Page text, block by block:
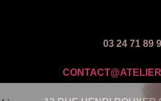
03 24 71 89